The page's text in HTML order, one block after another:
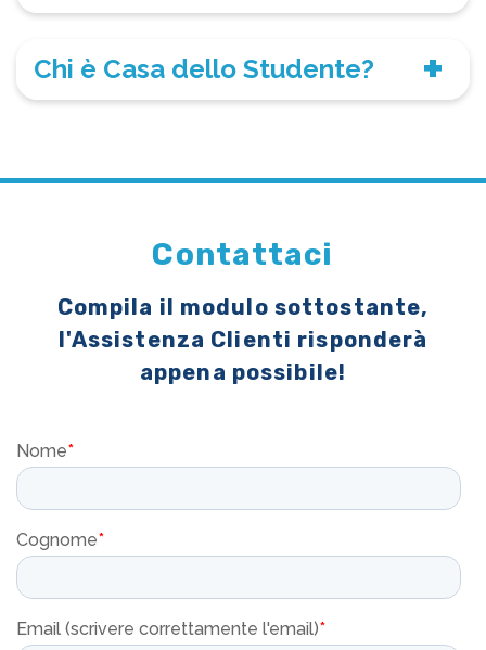
Chi è Casa dello Studente?
Contattaci
Compila il modulo sottostante,
l'Assistenza Clienti risponderà
appena possibile!